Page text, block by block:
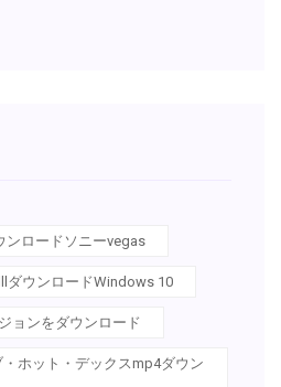
ンロードソニーvegas
ダウンロードWindows 10
ョンをダウンロード
ホット・デックスmp4ダウン